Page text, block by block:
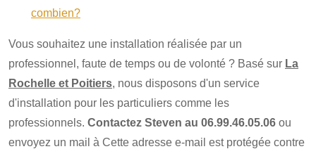
combien?
Vous souhaitez une installation réalisée par un
professionnel, faute de temps ou de volonté ? Basé sur La
Rochelle et Poitiers, nous disposons d'un service
d'installation pour les particuliers comme les
professionnels. Contactez Steven au 06.99.46.05.06 ou
envoyez un mail à Cette adresse e-mail est protégée contre